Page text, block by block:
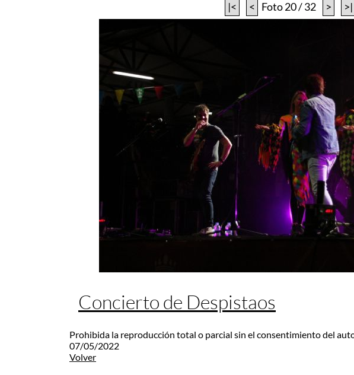
|< < Foto 20 / 32 > >|
Concierto de Despistaos
Prohibida la reproducción total o parcial sin el consentimiento del
07/05/2022
Volver